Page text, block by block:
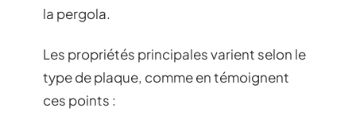
la pergola.
Les propriétés principales varient selon le
type de plaque, comme en témoignent
ces points :